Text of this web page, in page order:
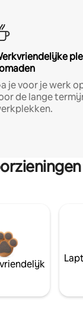
je voor je werk
de lange